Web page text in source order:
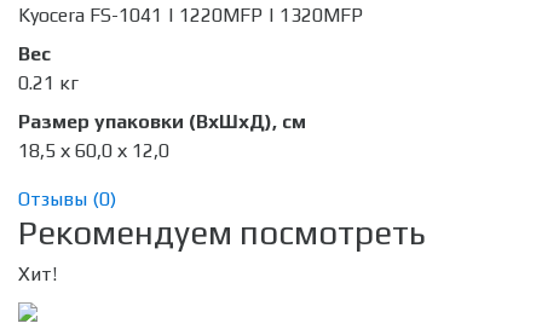
Kyocera FS-1041 | 1220MFP | 1320MFP
Вес
0.21 кг
Размер упаковки (ВхШхД), см
18,5 х 60,0 х 12,0
Отзывы (0)
Рекомендуем посмотреть
Хит!